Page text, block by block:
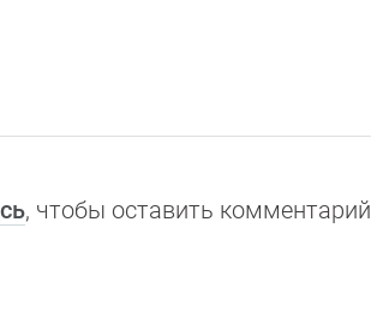
, чтобы оставить комментарий